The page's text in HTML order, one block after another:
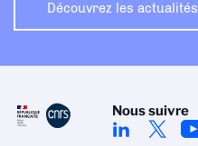
Découvrez les actualités
Nous suivre